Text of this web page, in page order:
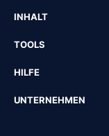
INHALT
TOOLS
HILFE
UNTERNEHMEN